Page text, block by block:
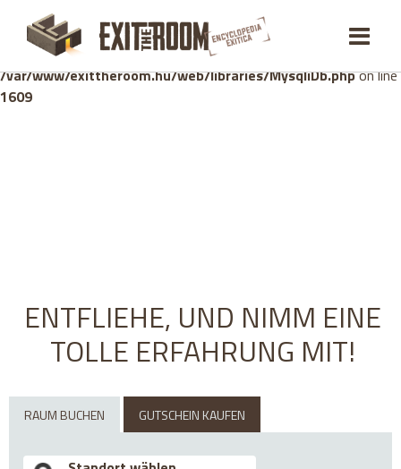
Warning: mysqli_stmt::bind_param(): Number of variables
doesn't match number of parameters in prepared statement in
/var/www/exittheroom.hu/web/libraries/MysqliDb.phpon line
1609
ENTFLIEHE, UND NIMM EINE
TOLLE ERFAHRUNG MIT!
RAUM BUCHEN GUTSCHEIN KAUFEN